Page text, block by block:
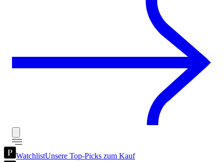
WatchlistUnsere Top-Picks zum Kauf